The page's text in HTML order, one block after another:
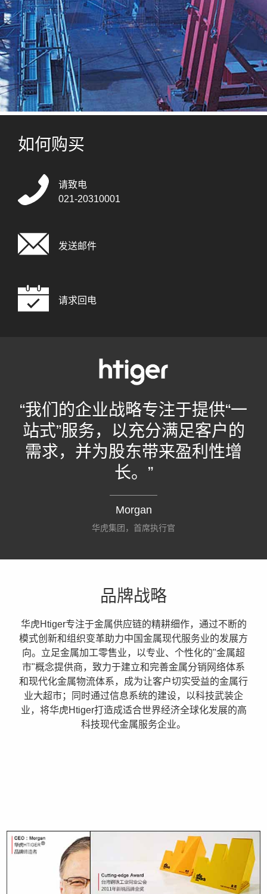
如何购买
请致电
021-20310001
发送邮件
请求回电
“我们的企业战略专注于提供“一
站式”服务，以充分满足客户的
需求，并为股东带来盈利性增
长。”
Morgan
华虎集团，首席执行官
品牌战略
华虎Htiger专注于金属供应链的精耕细作，通过不断的
模式创新和组织变革助力中国金属现代服务业的发展方
向。立足金属加工零售业，以专业、个性化的"金属超
市"概念提供商，致力于建立和完善金属分销网络体系
和现代化金属物流体系，成为让客户切实受益的金属行
业大超市；同时通过信息系统的建设，以科技武装企
业，将华虎Htiger打造成适合世界经济全球化发展的高
科技现代金属服务企业。